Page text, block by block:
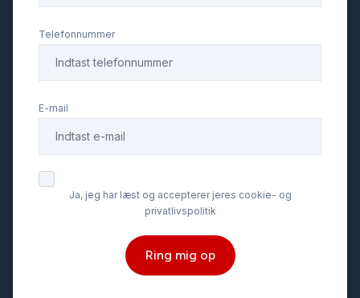
Telefonnummer
E-mail
Ja, jeg har læst og accepterer jeres cookie- og
privatlivspolitik
Ring mig op